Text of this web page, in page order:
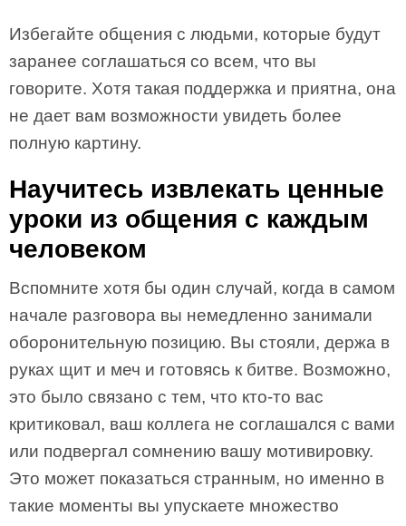
Избегайте общения с людьми, которые будут
заранее соглашаться со всем, что вы
говорите. Хотя такая поддержка и приятна, она
не дает вам возможности увидеть более
полную картину.
Научитесь извлекать ценные
уроки из общения с каждым
человеком
Вспомните хотя бы один случай, когда в самом
начале разговора вы немедленно занимали
оборонительную позицию. Вы стояли, держа в
руках щит и меч и готовясь к битве. Возможно,
это было связано с тем, что кто-то вас
критиковал, ваш коллега не соглашался с вами
или подвергал сомнению вашу мотивировку.
Это может показаться странным, но именно в
такие моменты вы упускаете множество